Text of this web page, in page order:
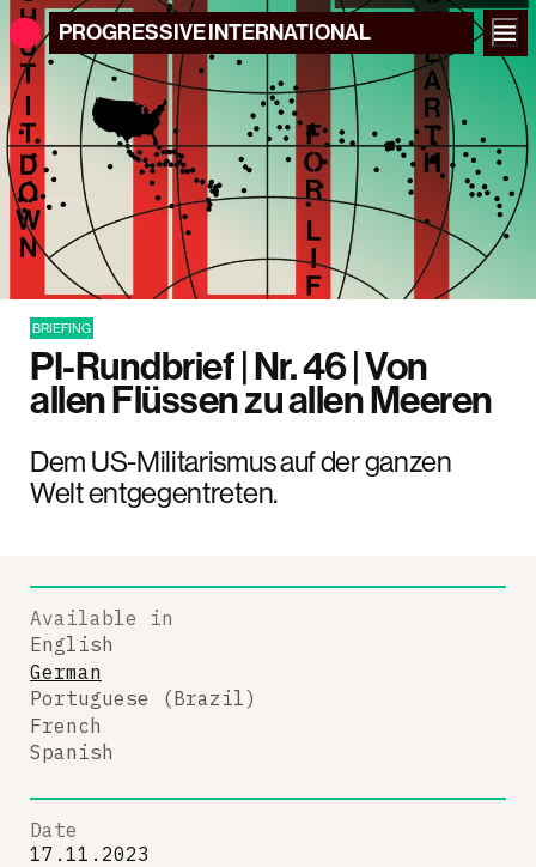
PROGRESSIVEINTERNATIONAL
BRIEFING
PI-Rundbrief | Nr. 46 | Von
allen Flüssen zu allen Meeren
Dem US-Militarismus auf der ganzen
Welt entgegentreten.
Available in
English
German
Portuguese (Brazil)
French
Spanish
Date
17.11.2023